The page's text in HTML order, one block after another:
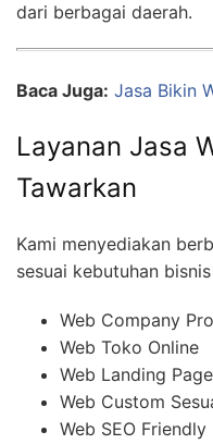
dari berbagai daerah.
Baca Juga: Jasa Bikin
Layanan Jasa
Tawarkan
Kami menyediakan
sesuai kebutuhan
Web Company
Web Toko Online
Web Landing Page
Web Custom
Web SEO Friendly